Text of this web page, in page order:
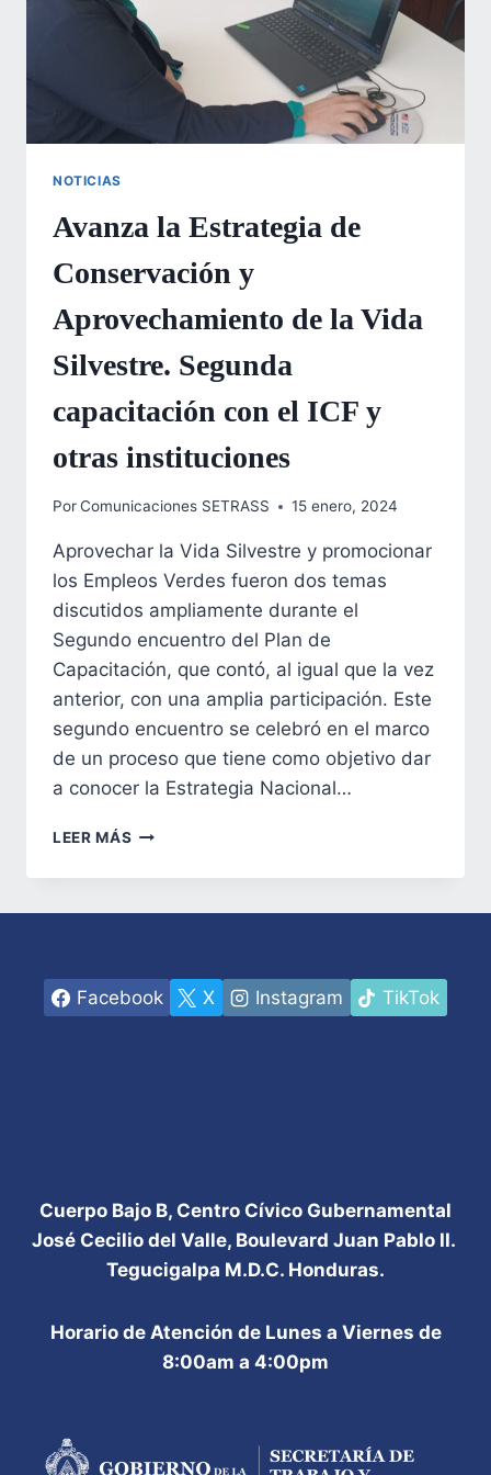
NOTICIAS
Avanza la Estrategia de
Conservación y
Aprovechamiento de la Vida
Silvestre. Segunda
capacitación con el ICF y
otras instituciones
PorComunicaciones SETRASS 15 enero, 2024
Aprovechar la Vida Silvestre y promocionar
los Empleos Verdes fueron dos temas
discutidos ampliamente durante el
Segundo encuentro del Plan de
Capacitación, que contó, al igual que la vez
anterior, con una amplia participación. Este
segundo encuentro se celebró en el marco
de un proceso que tiene como objetivo dar
a conocer la Estrategia Nacional…
LEER MÁS AVANZA
ESTRATEGIA
DE
LA
Y
OTRAS
INSTITUCIONES
Facebook X Instagram TikTok
Cuerpo Bajo B, Centro Cívico Gubernamental
José Cecilio del Valle, Boulevard Juan Pablo II.
Tegucigalpa M.D.C. Honduras.
Horario de Atención de Lunes a Viernes de
8:00am a 4:00pm